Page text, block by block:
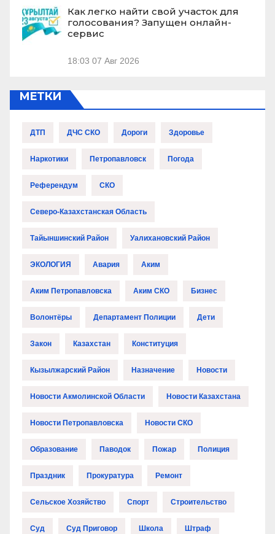
Как легко найти свой участок для
голосования? Запущен онлайн-
сервис
18:03 07 Авг 2026
МЕТКИ
ДТП ДЧС СКО Дороги Здоровье
Наркотики Петропавловск Погода
Референдум СКО
Северо-Казахстанская Область
Тайыншинский Район Уалихановский Район
ЭКОЛОГИЯ Авария Аким
Аким Петропавловска Аким СКО Бизнес
Волонтёры Департамент Полиции Дети
Закон Казахстан Конституция
Кызылжарский Район Назначение Новости
Новости Акмолинской Области Новости Казахстана
Новости Петропавловска Новости СКО
Образование Паводок Пожар Полиция
Праздник Прокуратура Ремонт
Сельское Хозяйство Спорт Строительство
Суд Суд Приговор Школа Штраф